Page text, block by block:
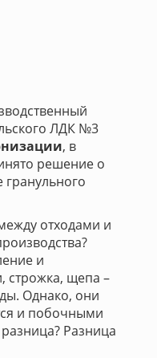
ЛДК №3
, в
решение о
гранульного
отходами и
и
строжка, щепа –
Однако, они
и побочными
Разница